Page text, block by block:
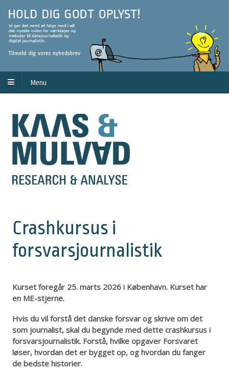
Menu
Crashkursus i
forsvarsjournalistik
Kurset foregår 25. marts 2026 i København. Kurset har
en ME-stjerne.
Hvis du vil forstå det danske forsvar og skrive om det
som journalist, skal du begynde med dette crashkursus i
forsvarsjournalistik. Forstå, hvilke opgaver Forsvaret
løser, hvordan det er bygget op, og hvordan du fanger
de bedste historier.